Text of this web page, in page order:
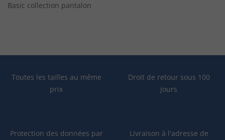
Basic collection pantalon
Toutes les tailles au même
prix
Droit de retour sous 100
jours
Protection des données par
Livraison à l'adresse de